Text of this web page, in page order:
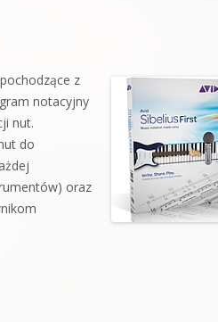
z
notacyjny
nut.
do
oraz